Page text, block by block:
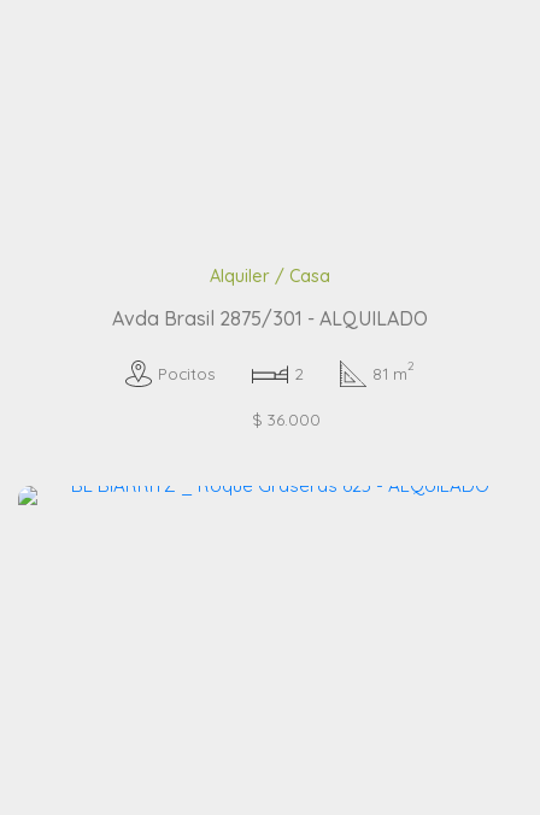
Alquiler / Casa
Avda Brasil 2875/301 - ALQUILADO
Pocitos 2 81 m2
$ 36.000